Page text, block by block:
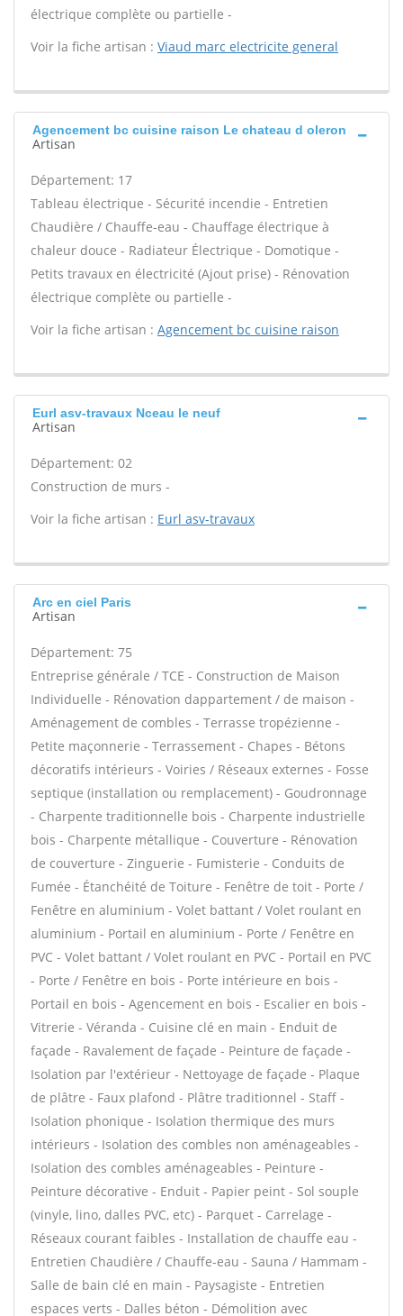
électrique complète ou partielle -
Voir la fiche artisan : Viaud marc electricite general
Agencement bc cuisine raison Le chateau d oleron
Artisan
Département: 17
Tableau électrique - Sécurité incendie - Entretien
Chaudière / Chauffe-eau - Chauffage électrique à
chaleur douce - Radiateur Électrique - Domotique -
Petits travaux en électricité (Ajout prise) - Rénovation
électrique complète ou partielle -
Voir la fiche artisan : Agencement bc cuisine raison
Eurl asv-travaux Nceau le neuf
Artisan
Département: 02
Construction de murs -
Voir la fiche artisan : Eurl asv-travaux
Arc en ciel Paris
Artisan
Département: 75
Entreprise générale / TCE - Construction de Maison
Individuelle - Rénovation dappartement / de maison -
Aménagement de combles - Terrasse tropézienne -
Petite maçonnerie - Terrassement - Chapes - Bétons
décoratifs intérieurs - Voiries / Réseaux externes - Fosse
septique (installation ou remplacement) - Goudronnage
- Charpente traditionnelle bois - Charpente industrielle
bois - Charpente métallique - Couverture - Rénovation
de couverture - Zinguerie - Fumisterie - Conduits de
Fumée - Étanchéité de Toiture - Fenêtre de toit - Porte /
Fenêtre en aluminium - Volet battant / Volet roulant en
aluminium - Portail en aluminium - Porte / Fenêtre en
PVC - Volet battant / Volet roulant en PVC - Portail en PVC
- Porte / Fenêtre en bois - Porte intérieure en bois -
Portail en bois - Agencement en bois - Escalier en bois -
Vitrerie - Véranda - Cuisine clé en main - Enduit de
façade - Ravalement de façade - Peinture de façade -
Isolation par l'extérieur - Nettoyage de façade - Plaque
de plâtre - Faux plafond - Plâtre traditionnel - Staff -
Isolation phonique - Isolation thermique des murs
intérieurs - Isolation des combles non aménageables -
Isolation des combles aménageables - Peinture -
Peinture décorative - Enduit - Papier peint - Sol souple
(vinyle, lino, dalles PVC, etc) - Parquet - Carrelage -
Réseaux courant faibles - Installation de chauffe eau -
Entretien Chaudière / Chauffe-eau - Sauna / Hammam -
Salle de bain clé en main - Paysagiste - Entretien
espaces verts - Dalles béton - Démolition avec